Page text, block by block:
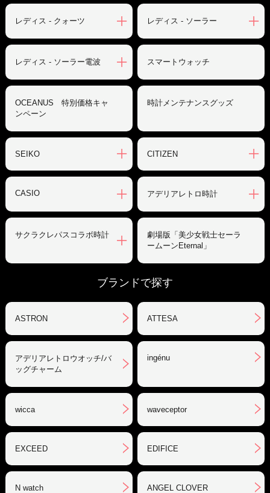
レディス - クォーツ レディス - ソーラー
レディス - ソーラー電波 スマートウォッチ
OCEANUS 特別価格キャ
ンペーン
時計メンテナンスグッズ
SEIKO CITIZEN
CASIO アデリアレトロ時計
サクラクレパスコラボ時計
劇場版「美少女戦士セーラ
ームーンEternal」
ブランドで探す
ASTRON ATTESA
アデリアレトロウオッチ/バ
ッグチャーム
ingénu
wicca waveceptor
EXCEED EDIFICE
N watch ANGEL CLOVER